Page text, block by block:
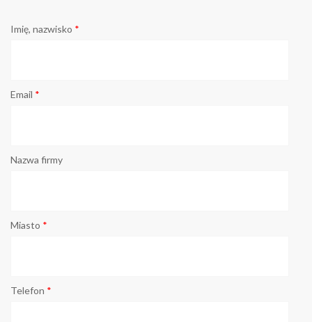
Imię, nazwisko *
Email *
Nazwa firmy
Miasto *
Telefon *